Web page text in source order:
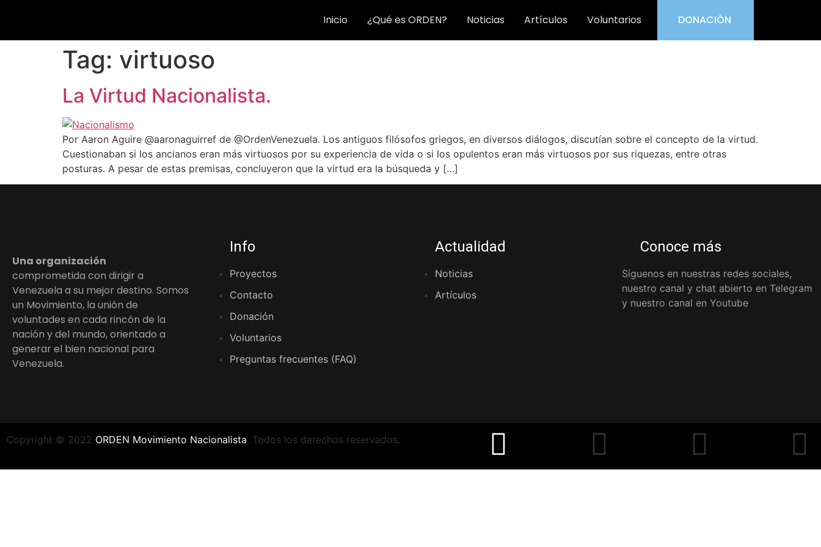
Inicio ¿Qué es ORDEN? Noticias Artículos Voluntarios DONACIÓN
Tag: virtuoso
La Virtud Nacionalista.
Por Aaron Aguire @aaronaguirref de @OrdenVenezuela. Los antiguos filósofos griegos, en diversos diálogos, discutían sobre el concepto de la virtud.
Cuestionaban si los ancianos eran más virtuosos por su experiencia de vida o si los opulentos eran más virtuosos por sus riquezas, entre otras
posturas. A pesar de estas premisas, concluyeron que la virtud era la búsqueda y […]
Una organización
comprometida con dirigir a
Venezuela a su mejor destino. Somos
un Movimiento, la unión de
voluntades en cada rincón de la
nación y del mundo, orientado a
generar el bien nacional para
Venezuela.
Info
Proyectos
Contacto
Donación
Voluntarios
Preguntas frecuentes (FAQ)
Actualidad
Noticias
Artículos
Conoce más
Síguenos en nuestras redes sociales,
nuestro canal y chat abierto en Telegram
y nuestro canal en Youtube
Copyright © 2022 ORDEN Movimiento Nacionalista. Todos los derechos reservados.